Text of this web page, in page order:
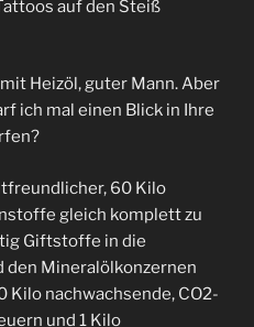
auf den Steiß
Heizöl, guter Mann. Aber
ich mal einen Blick in Ihre
60 Kilo
gleich komplett zu
Giftstoffe in die
den Mineralölkonzernen
Kilo nachwachsende, CO2-
und 1 Kilo